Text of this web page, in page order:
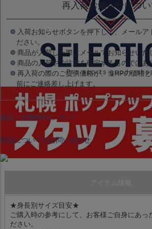
再入荷お知らせについ
入荷お知らせボタンを押下して、メールア
ださい。
商品が入荷した際にメールでお知らせいた
商品の入荷やご注文を確定するものではあ
再入荷の際のご提供価格が、当HPの価格
前にご連絡差し上げます。
返品・交換特約について
商品についてのお問い合わせ
アイテム情報
★身長別サイズ目安★
ご購入時の参考にして、お客様ご自身にあっ
ださい。